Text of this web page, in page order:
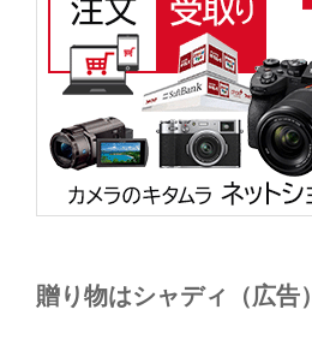
贈り物はシャディ（広告）